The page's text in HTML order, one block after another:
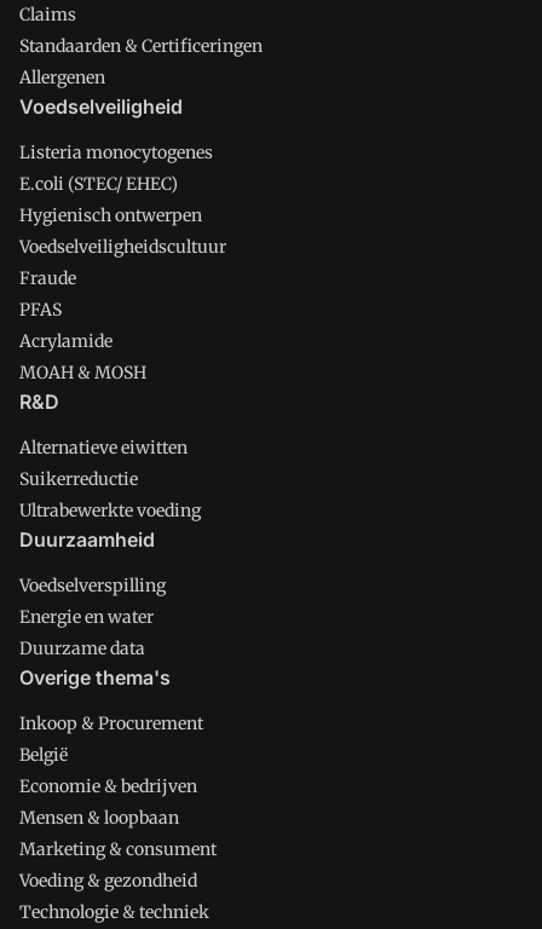
Claims
Standaarden & Certificeringen
Allergenen
Voedselveiligheid
Listeria monocytogenes
E.coli (STEC/ EHEC)
Hygienisch ontwerpen
Voedselveiligheidscultuur
Fraude
PFAS
Acrylamide
MOAH & MOSH
R&D
Alternatieve eiwitten
Suikerreductie
Ultrabewerkte voeding
Duurzaamheid
Voedselverspilling
Energie en water
Duurzame data
Overige thema's
Inkoop & Procurement
België
Economie & bedrijven
Mensen & loopbaan
Marketing & consument
Voeding & gezondheid
Technologie & techniek